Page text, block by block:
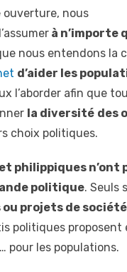
nous
l’assumer à n’importe
nous entendons la
d’aider les
l’aborder afin que
la diversité des
choix politiques.
philippiques n’ont
politique. Seuls
ou projets de
politiques proposent
pour les populations.